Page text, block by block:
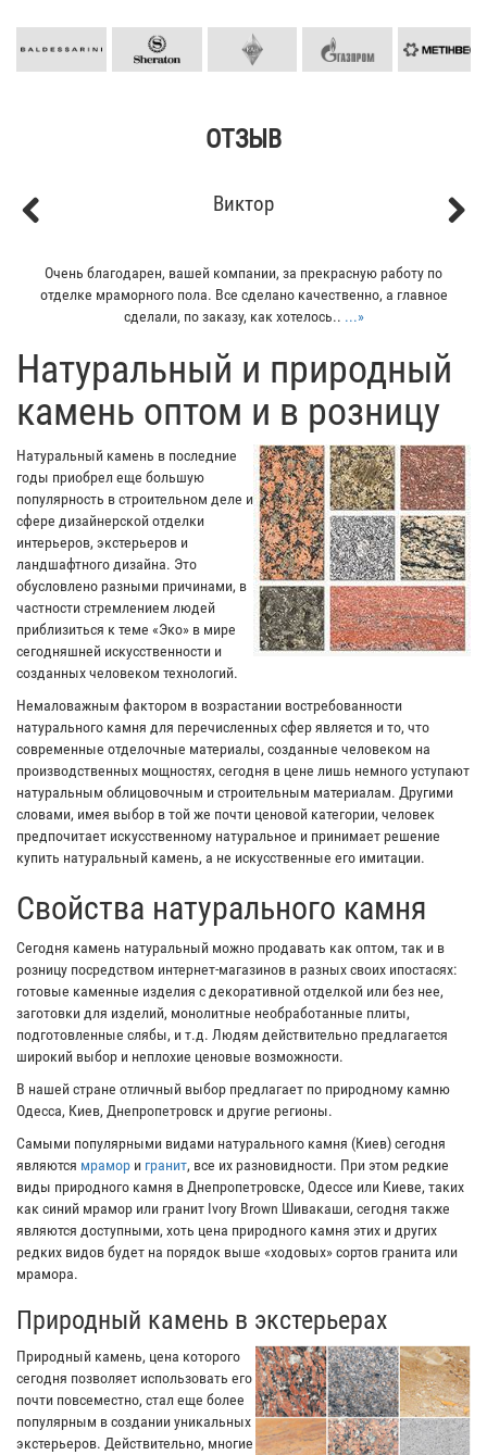
ОТЗЫВ
Виктор
Очень благодарен, вашей компании, за прекрасную работу по
отделке мраморного пола. Все сделано качественно, а главное
сделали, по заказу, как хотелось.. ...»
​Натуральный и природный
камень оптом и в розницу
Натуральный камень в последние
годы приобрел еще большую
популярность в строительном деле и
сфере дизайнерской отделки
интерьеров, экстерьеров и
ландшафтного дизайна. Это
обусловлено разными причинами, в
частности стремлением людей
приблизиться к теме «Эко» в мире
сегодняшней искусственности и
созданных человеком технологий.
Немаловажным фактором в возрастании востребованности
натурального камня для перечисленных сфер является и то, что
современные отделочные материалы, созданные человеком на
производственных мощностях, сегодня в цене лишь немного уступают
натуральным облицовочным и строительным материалам. Другими
словами, имея выбор в той же почти ценовой категории, человек
предпочитает искусственному натуральное и принимает решение
купить натуральный камень, а не искусственные его имитации.
Свойства натурального камня
Сегодня камень натуральный можно продавать как оптом, так и в
розницу посредством интернет-магазинов в разных своих ипостасях:
готовые каменные изделия с декоративной отделкой или без нее,
заготовки для изделий, монолитные необработанные плиты,
подготовленные слябы, и т.д. Людям действительно предлагается
широкий выбор и неплохие ценовые возможности.
В нашей стране отличный выбор предлагает по природному камню
Одесса, Киев, Днепропетровск и другие регионы.
Самыми популярными видами натурального камня (Киев) сегодня
являются мрамор и гранит, все их разновидности. При этом редкие
виды природного камня в Днепропетровске, Одессе или Киеве, таких
как синий мрамор или гранит Ivory Brown Шивакаши, сегодня также
являются доступными, хоть цена природного камня этих и других
редких видов будет на порядок выше «ходовых» сортов гранита или
мрамора.
Природный камень в экстерьерах
Природный камень, цена которого
сегодня позволяет использовать его
почти повсеместно, стал еще более
популярным в создании уникальных
экстерьеров. Действительно, многие